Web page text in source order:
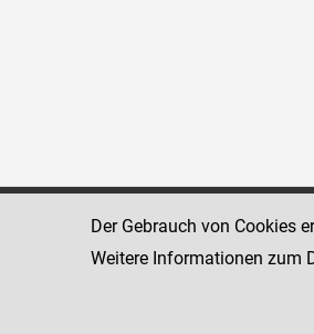
Strafvollzugsakademie
www.justiz.gv.at/stak
Der Gebrauch von Cookies
Weitere Informationen zum